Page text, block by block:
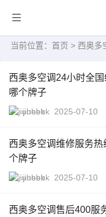
当前位置： 首页 > 西奥多
西奥多空调24小时全
哪个牌子
jiuhebk 2025-07-10
西奥多空调维修服务
个牌子
jiuhebk 2025-07-10
西奥多空调售后400服